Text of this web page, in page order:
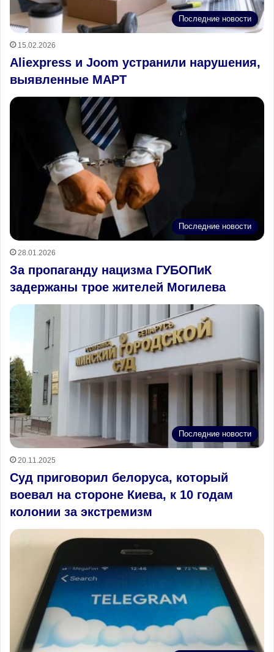
Последние новости
15.02.2026
Aliexpress и Joom устранили нарушения,
выявленные МАРТ
Последние новости
28.01.2026
За пропаганду нацизма ГУБОПиК
задержаны трое жителей Могилева
Последние новости
20.11.2025
Суд приговорил белоруса, который
воевал на стороне Киева, к 10 годам
колонии за экстремизм